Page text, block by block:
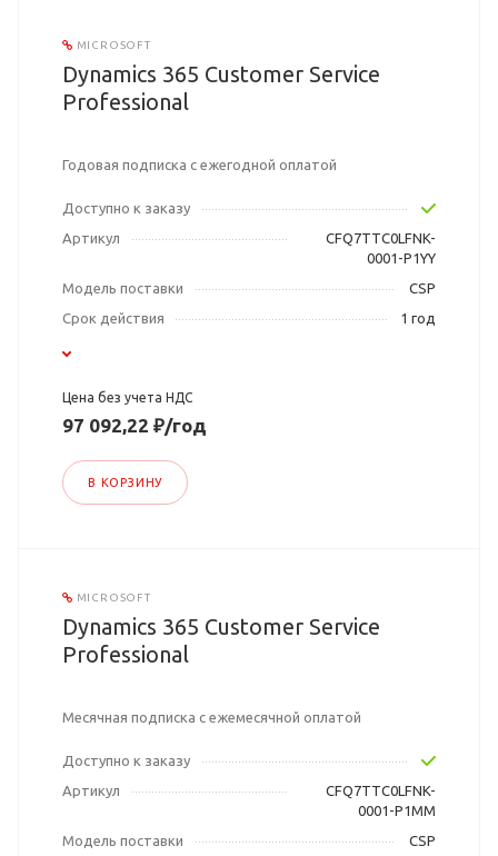
MICROSOFT
Dynamics 365 Customer Service
Professional
Годовая подписка с ежегодной оплатой
Доступно к заказу
Артикул
CFQ7TTC0LFNK-
0001-P1YY
Модель поставки
CSP
Срок действия
1 год
Цена без учета НДС
97 092,22 ₽/год
В КОРЗИНУ
MICROSOFT
Dynamics 365 Customer Service
Professional
Месячная подписка с ежемесячной оплатой
Доступно к заказу
Артикул
CFQ7TTC0LFNK-
0001-P1MM
Модель поставки
CSP